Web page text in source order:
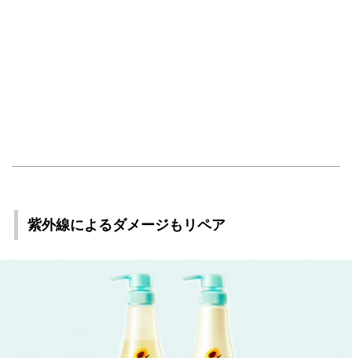
紫外線によるダメージもリペア